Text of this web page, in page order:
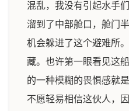
混乱，我没有引起水手
溜到了中部舱口，舱门
机会躲进了这个避难所
藏。也许第一眼看见这
的一种模糊的畏惧感就
不愿轻易相信这伙人，